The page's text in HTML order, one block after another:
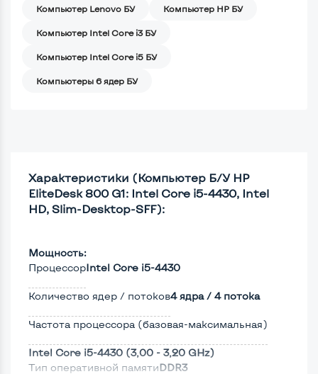
Компьютер Lenovo БУ Компьютер HP БУ
Компьютер Intel Core i3 БУ
Компьютер Intel Core i5 БУ
Компьютеры 6 ядер БУ
Характеристики (Компьютер Б/У HP
EliteDesk 800 G1: Intel Core i5-4430, Intel
HD, Slim-Desktop-SFF):
Мощность:
ПроцессорIntel Core i5-4430
Количество ядер / потоков4 ядра / 4 потока
Частота процессора (базовая-максимальная)
Intel Core i5-4430 (3,00 - 3,20 GHz)
Тип оперативной памятиDDR3